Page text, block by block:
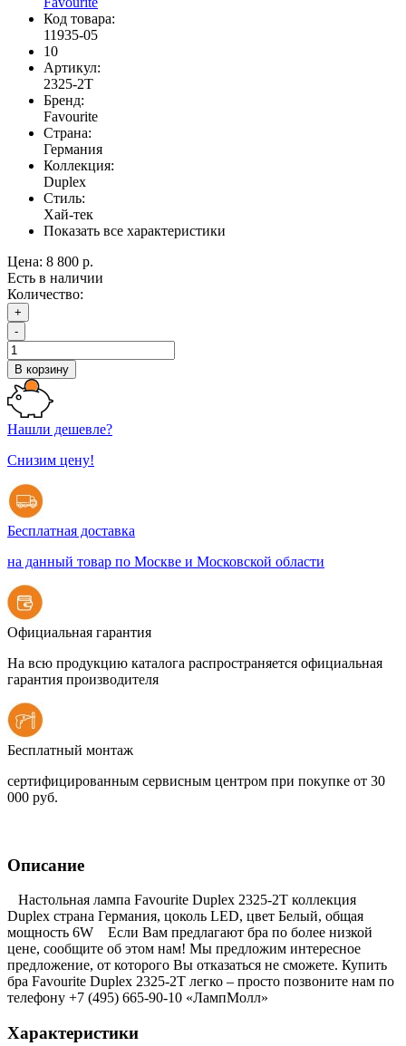
Код товара:
11935-05
10
Артикул:
2325-2T
Бренд:
Favourite
Страна:
Германия
Коллекция:
Duplex
Стиль:
Хай-тек
Показать все характеристики
Цена: 8 800 р.
Есть в наличии
Количество:
+
-
В корзину
Нашли дешевле?
Снизим цену!
Бесплатная доставка
на данный товар по Москве и Московской области
Официальная гарантия
На всю продукцию каталога распространяется официальная
гарантия производителя
Бесплатный монтаж
сертифицированным сервисным центром при покупке от 30
000 руб.
Описание
Настольная лампа Favourite Duplex 2325-2T коллекция
Duplex страна Германия, цоколь LED, цвет Белый, общая
мощность 6W Если Вам предлагают бра по более низкой
цене, сообщите об этом нам! Мы предложим интересное
предложение, от которого Вы отказаться не сможете. Купить
бра Favourite Duplex 2325-2T легко – просто позвоните нам по
телефону +7 (495) 665-90-10 «ЛампМолл»
Характеристики